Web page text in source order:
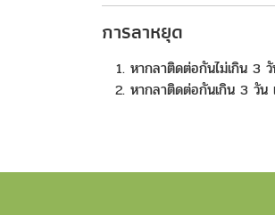
การลาหยุด
หากลาติดต่อกันไม่เกิน 3
หากลาติดต่อกันเกิน 3 วัน